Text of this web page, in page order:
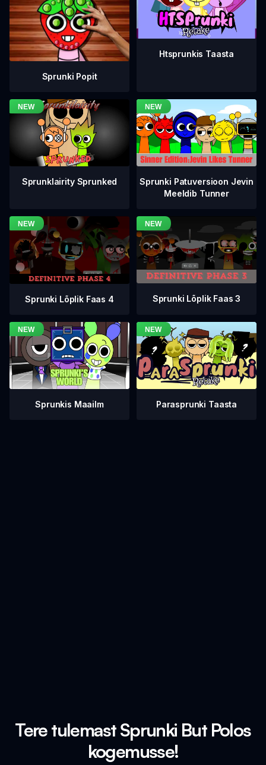
Sprunki Popit
Htsprunkis Taasta
Sprunklairity Sprunked
Sprunki Patuversioon Jevin
Meeldib Tunner
Sprunki Lõplik Faas 4 Sprunki Lõplik Faas 3
Sprunkis Maailm Parasprunki Taasta
Tere tulemast Sprunki But Polos
kogemusse!